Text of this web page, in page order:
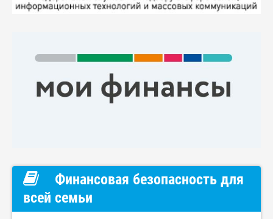
Финансовая безопасность для
всей семьи